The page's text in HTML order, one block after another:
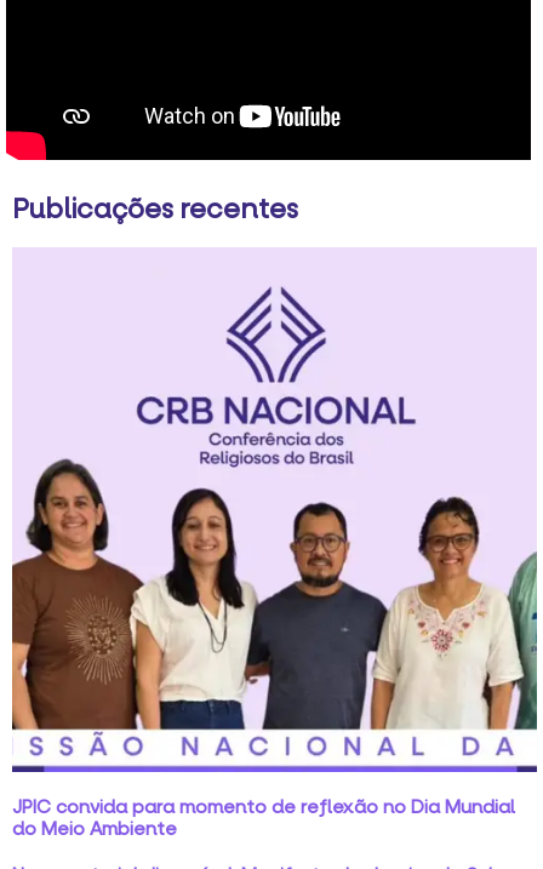
Publicações recentes
JPIC convida para momento de reflexão no Dia Mundial
do Meio Ambiente